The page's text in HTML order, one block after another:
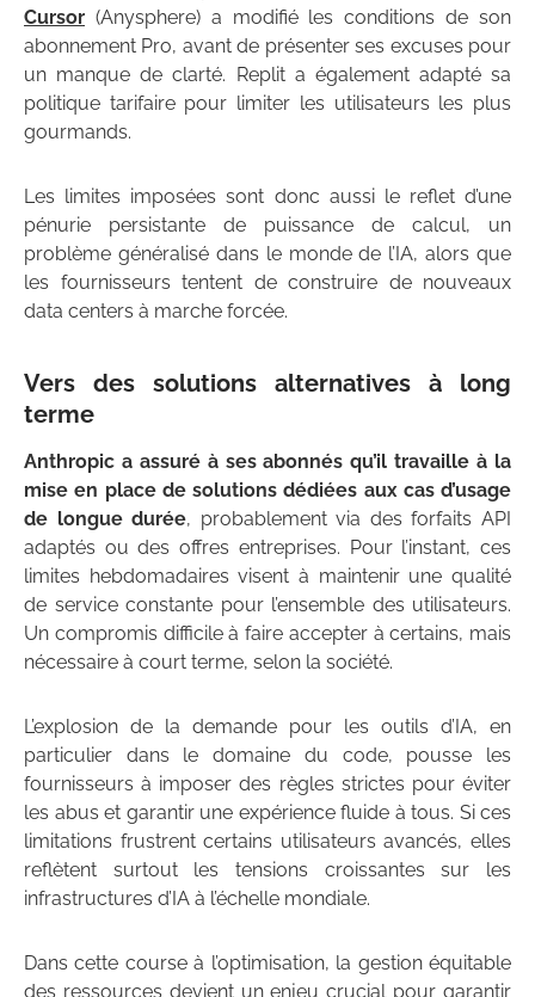
Cursor (Anysphere) a modifié les conditions de son
abonnement Pro, avant de présenter ses excuses pour
un manque de clarté. Replit a également adapté sa
politique tarifaire pour limiter les utilisateurs les plus
gourmands.
Les limites imposées sont donc aussi le reflet d’une
pénurie persistante de puissance de calcul, un
problème généralisé dans le monde de l’IA, alors que
les fournisseurs tentent de construire de nouveaux
data centers à marche forcée.
Vers des solutions alternatives à long
terme
Anthropic a assuré à ses abonnés qu’il travaille à la
mise en place de solutions dédiées aux cas d’usage
de longue durée, probablement via des forfaits API
adaptés ou des offres entreprises. Pour l’instant, ces
limites hebdomadaires visent à maintenir une qualité
de service constante pour l’ensemble des utilisateurs.
Un compromis difficile à faire accepter à certains, mais
nécessaire à court terme, selon la société.
L’explosion de la demande pour les outils d’IA, en
particulier dans le domaine du code, pousse les
fournisseurs à imposer des règles strictes pour éviter
les abus et garantir une expérience fluide à tous. Si ces
limitations frustrent certains utilisateurs avancés, elles
reflètent surtout les tensions croissantes sur les
infrastructures d’IA à l’échelle mondiale.
Dans cette course à l’optimisation, la gestion équitable
des ressources devient un enjeu crucial pour garantir